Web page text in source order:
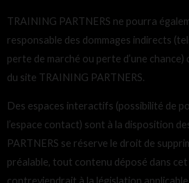
TRAINING PARTNERS ne pourra
responsable des dommages indirects
perte de marché ou perte d’une
du site TRAINING PARTNERS.
Des espaces interactifs (possibilité de
l’espace contact) sont à la disposition
PARTNERS se réserve le droit de
préalable, tout contenu déposé dans cet